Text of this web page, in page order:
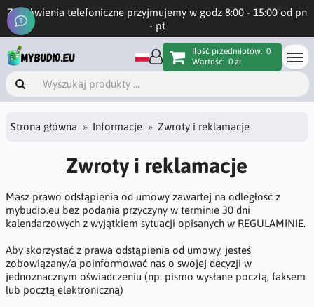
Zamówienia telefoniczne przyjmujemy w godz 8:00 - 15:00 od pn
- pt
Ilość przedmiotów: 0
Wartość: 0 zł
Strona główna Informacje Zwroty i reklamacje
Zwroty i reklamacje
Masz prawo odstąpienia od umowy zawartej na odległość z
mybudio.eu bez podania przyczyny w terminie 30 dni
kalendarzowych z wyjątkiem sytuacji opisanych w REGULAMINIE.
Aby skorzystać z prawa odstąpienia od umowy, jesteś
zobowiązany/a poinformować nas o swojej decyzji w
jednoznacznym oświadczeniu (np. pismo wysłane pocztą, faksem
lub pocztą elektroniczną)